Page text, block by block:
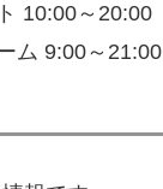
10:00～20:00
ム 9:00～21:00